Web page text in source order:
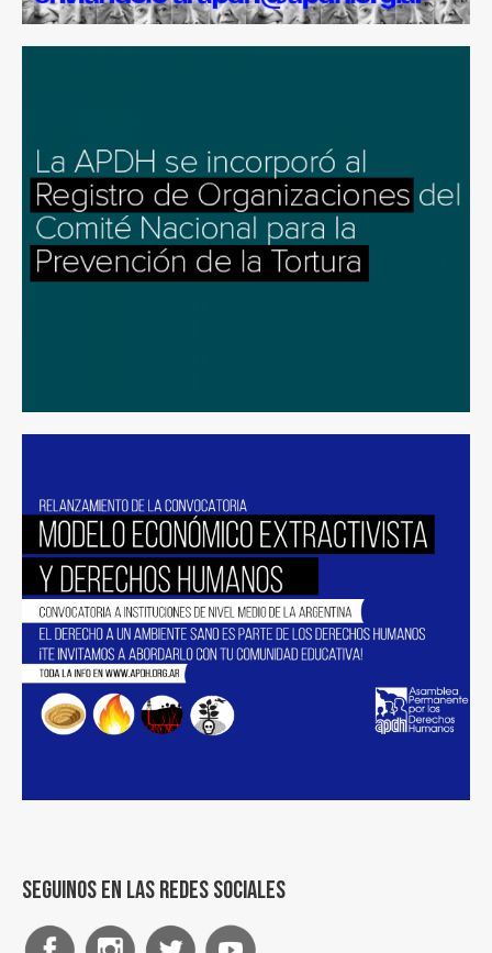
Seguinos en las redes sociales